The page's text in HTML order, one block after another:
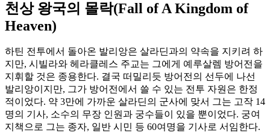
천상 왕국의 몰락(Fall of A Kingdom of
Heaven)
하틴 전투에서 돌아온 발리앙은 살라딘과의 약속을 지키려 하
지만, 시빌라와 헤라클레스 주교는 그에게 예루살렘 방어전을
지휘할 것은 종용한다. 결국 떠밀리듯 방어전의 선두에 나선
발리앙이지만, 그가 방어전에서 쓸 수 있는 전투 자원은 한정
적이었다. 약 3만에 가까운 살라딘의 군사에 맞서 그는 고작 14
명의 기사, 소수의 무장 인원과 궁수들이 있을 뿐이었다. 궁여
지책으로 그는 종자, 일반 시민 등 60여명을 기사로 서임한다.